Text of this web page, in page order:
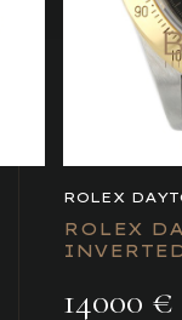
ROLEX
ROLEX
14000 €